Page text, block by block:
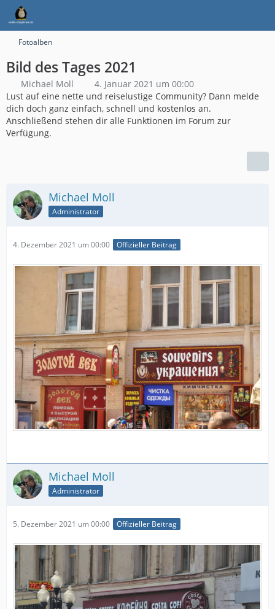
Fotoalben
Bild des Tages 2021
Michael Moll
4. Januar 2021 um 00:00
Lust auf eine nette und reiselustige Community? Dann melde
dich doch ganz einfach, schnell und kostenlos an.
Anschließend stehen dir alle Funktionen im Forum zur
Verfügung.
Michael Moll
Administrator
4. Dezember 2021 um 00:00 Offizieller Beitrag
Michael Moll
Administrator
5. Dezember 2021 um 00:00 Offizieller Beitrag